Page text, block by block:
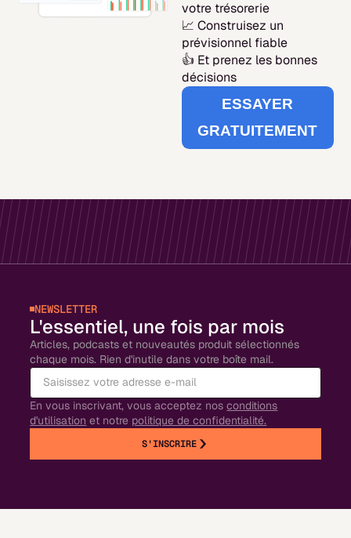
votre trésorerie
📈 Construisez un
prévisionnel fiable
👍 Et prenez les bonnes
décisions
ESSAYER
GRATUITEMENT
NEWSLETTER
L'essentiel, une fois par mois
Articles, podcasts et nouveautés produit sélectionnés
chaque mois. Rien d'inutile dans votre boîte mail.
En vous inscrivant, vous acceptez nosconditions
d'utilisation et notre politique de confidentialité.
S'INSCRIRE